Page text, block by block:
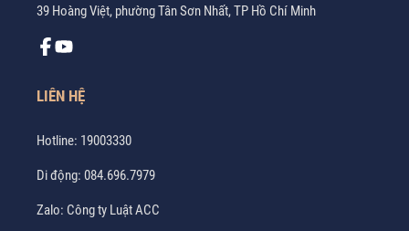
39 Hoàng Việt, phường Tân Sơn Nhất, TP Hồ Chí Minh
LIÊN HỆ
Hotline: 19003330
Di động: 084.696.7979
Zalo: Công ty Luật ACC